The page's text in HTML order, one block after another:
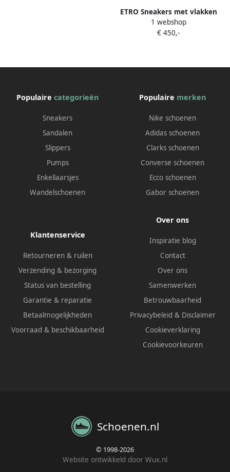
ETRO Sneakers met vlakken
en paisley-details Groen
1 webshop
€ 450,-
Populaire categorieën
Sneakers
Sandalen
Slippers
Pumps
Enkellaarsjes
Wandelschoenen
Populaire merken
Nike schoenen
Adidas schoenen
Clarks schoenen
Converse schoenen
Ecco schoenen
Gabor schoenen
Klantenservice
Retourneren & ruilen
Verzending & bezorging
Status van bestelling
Garantie & reparatie
Betaalmogelijkheden
Voorraad & beschikbaarheid
Over ons
Inspiratie blog
Contact
Over ons
Samenwerken
Betrouwbaarheid
Privacybeleid & Disclaimer
Cookieverklaring
Cookievoorkeuren
Schoenen.nl
© 1998-2026
Website ontwikkeld door Wux.nl